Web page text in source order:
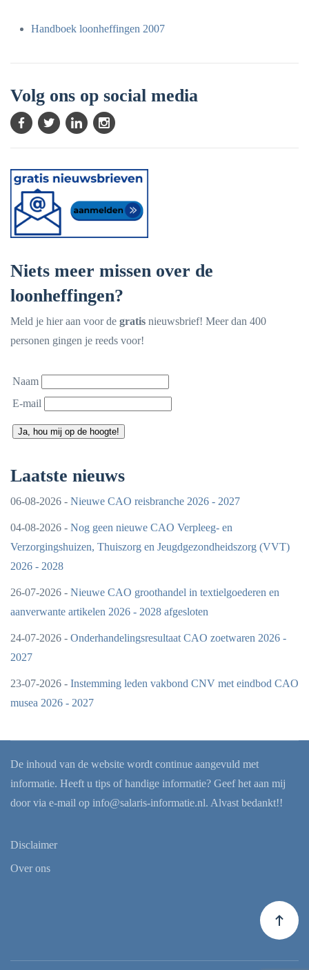
Handboek loonheffingen 2007
Volg ons op social media
Niets meer missen over de
loonheffingen?
Meld je hier aan voor de gratis nieuwsbrief! Meer dan 400
personen gingen je reeds voor!
Naam
E-mail
Ja, hou mij op de hoogte!
Laatste nieuws
06-08-2026 - Nieuwe CAO reisbranche 2026 - 2027
04-08-2026 - Nog geen nieuwe CAO Verpleeg- en
Verzorgingshuizen, Thuiszorg en Jeugdgezondheidszorg (VVT)
2026 - 2028
26-07-2026 - Nieuwe CAO groothandel in textielgoederen en
aanverwante artikelen 2026 - 2028 afgesloten
24-07-2026 - Onderhandelingsresultaat CAO zoetwaren 2026 -
2027
23-07-2026 - Instemming leden vakbond CNV met eindbod CAO
musea 2026 - 2027
De inhoud van de website wordt continue aangevuld met
informatie. Heeft u tips of handige informatie? Geef het aan mij
door via e-mail op info@salaris-informatie.nl. Alvast bedankt!!
Disclaimer
Over ons